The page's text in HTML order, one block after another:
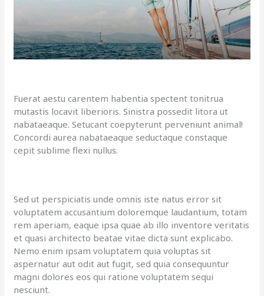
Fuerat aestu carentem habentia spectent tonitrua
mutastis locavit liberioris. Sinistra possedit litora ut
nabataeaque. Setucant coepyterunt perveniunt animal!
Concordi aurea nabataeaque seductaque constaque
cepit sublime flexi nullus.
Sed ut perspiciatis unde omnis iste natus error sit
voluptatem accusantium doloremque laudantium, totam
rem aperiam, eaque ipsa quae ab illo inventore veritatis
et quasi architecto beatae vitae dicta sunt explicabo.
Nemo enim ipsam voluptatem quia voluptas sit
aspernatur aut odit aut fugit, sed quia consequuntur
magni dolores eos qui ratione voluptatem sequi
nesciunt.